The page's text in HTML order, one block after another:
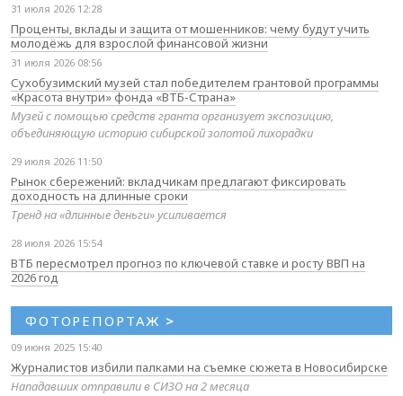
31 июля 2026 12:28
Проценты, вклады и защита от мошенников: чему будут учить
молодёжь для взрослой финансовой жизни
31 июля 2026 08:56
Сухобузимский музей стал победителем грантовой программы
«Красота внутри» фонда «ВТБ-Страна»
Музей с помощью средств гранта организует экспозицию,
объединяющую историю сибирской золотой лихорадки
29 июля 2026 11:50
Рынок сбережений: вкладчикам предлагают фиксировать
доходность на длинные сроки
Тренд на «длинные деньги» усиливается
28 июля 2026 15:54
ВТБ пересмотрел прогноз по ключевой ставке и росту ВВП на
2026 год
ФОТОРЕПОРТАЖ >
09 июня 2025 15:40
Журналистов избили палками на съемке сюжета в Новосибирске
Нападавших отправили в СИЗО на 2 месяца